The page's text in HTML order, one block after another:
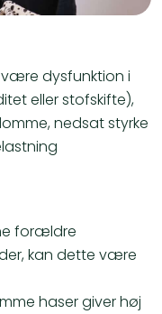
dysfunktion i
eller stofskifte),
nedsat styrke
forældre
kan dette være
haser giver høj